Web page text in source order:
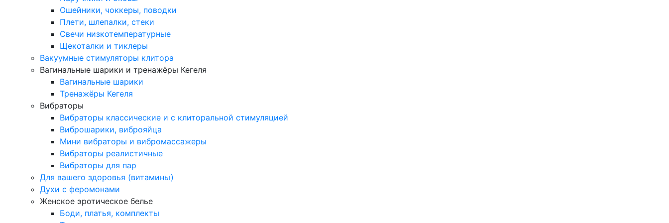
Ошейники, чоккеры, поводки
Плети, шлепалки, стеки
Свечи низкотемпературные
Щекоталки и тиклеры
Вакуумные стимуляторы клитора
Вагинальные шарики и тренажёры Кегеля
Вагинальные шарики
Тренажёры Кегеля
Вибраторы
Вибраторы классические и с клиторальной стимуляцией
Виброшарики, виброяйца
Мини вибраторы и вибромассажеры
Вибраторы реалистичные
Вибраторы для пар
Для вашего здоровья (витамины)
Духи с феромонами
Женское эротическое белье
Боди, платья, комплекты